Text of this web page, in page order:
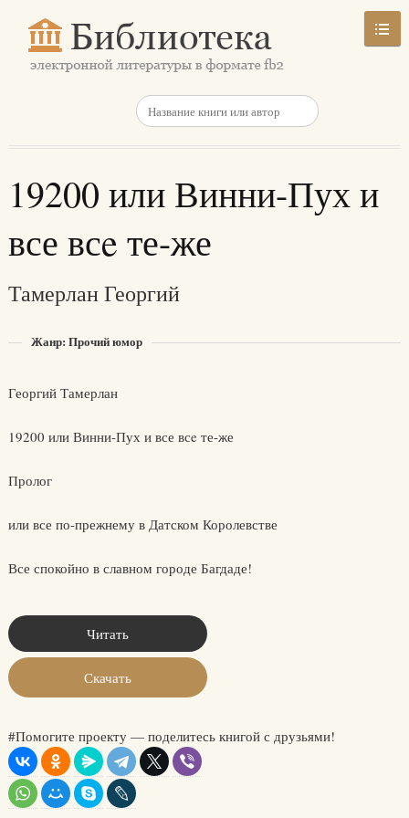
19200 или Винни-Пух и
все всe те-же
Тамерлан Георгий
Жанр: Прочий юмор
Георгий Тамерлан
19200 или Винни-Пух и все всe те-же
Пролог
или все по-прежнему в Датском Королевстве
Все спокойно в славном городе Багдаде!
Читать
Скачать
#Помогите проекту — поделитесь книгой с друзьями!